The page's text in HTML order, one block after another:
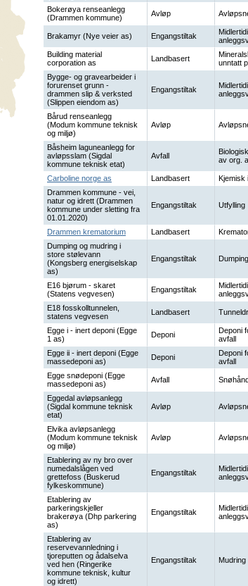
Bokerøya renseanlegg
(Drammen kommune)
Avløp
Brakamyr (Nye veier as) Engangstiltak
Building material
corporation as
Landbasert
unntatt
Bygge- og gravearbeider i
forurenset grunn -
drammen slip & verksted
(Slippen eiendom as)
Engangstiltak
Bårud renseanlegg
(Modum kommune teknisk
og miljø)
Avløp
Båsheim laguneanlegg for
avløpsslam (Sigdal
kommune teknisk etat)
Avfall
av org.
Carboline norge as Landbasert Kjemisk
Drammen kommune - vei,
natur og idrett (Drammen
kommune under sletting fra
01.01.2020)
Engangstiltak Utfylling
Drammen krematorium Landbasert
Dumping og mudring i
store stølevann
(Kongsberg energiselskap
as)
Engangstiltak Dumping
E16 bjørum - skaret
(Statens vegvesen)
Engangstiltak
E18 fosskolltunnelen,
statens vegvesen
Landbasert
Egge i - inert deponi (Egge
1 as)
Deponi
Deponi
avfall
Egge ii - inert deponi (Egge
massedeponi as)
Deponi
Deponi
avfall
Egge snødeponi (Egge
massedeponi as)
Avfall
Eggedal avløpsanlegg
(Sigdal kommune teknisk
etat)
Avløp
Elvika avløpsanlegg
(Modum kommune teknisk
og miljø)
Avløp
Etablering av ny bro over
numedalslågen ved
grettefoss (Buskerud
fylkeskommune)
Engangstiltak
Etablering av
parkeringskjeller
brakerøya (Dhp parkering
as)
Engangstiltak
Etablering av
reservevannledning i
tjoreputten og ådalselva
ved hen (Ringerike
kommune teknisk, kultur
og idrett)
Engangstiltak Mudring